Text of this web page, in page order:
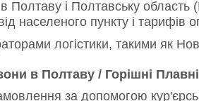
і Полтавську область
населеного пункту і тарифів
логістики, такими як
в Полтаву / Горішні
за допомогою